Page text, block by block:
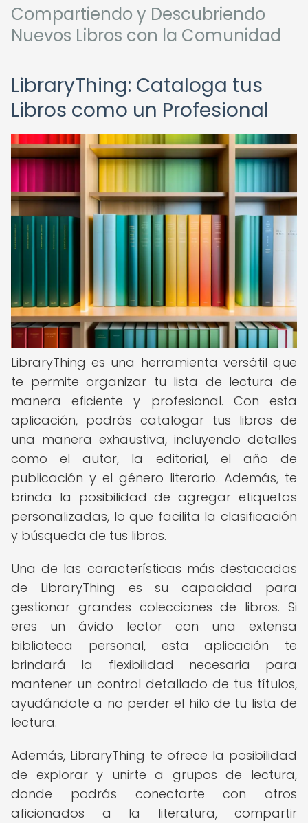
Compartiendo y Descubriendo
Nuevos Libros con la Comunidad
LibraryThing: Cataloga tus
Libros como un Profesional
LibraryThing es una herramienta versátil que
te permite organizar tu lista de lectura de
manera eficiente y profesional. Con esta
aplicación, podrás catalogar tus libros de
una manera exhaustiva, incluyendo detalles
como el autor, la editorial, el año de
publicación y el género literario. Además, te
brinda la posibilidad de agregar etiquetas
personalizadas, lo que facilita la clasificación
y búsqueda de tus libros.
Una de las características más destacadas
de LibraryThing es su capacidad para
gestionar grandes colecciones de libros. Si
eres un ávido lector con una extensa
biblioteca personal, esta aplicación te
brindará la flexibilidad necesaria para
mantener un control detallado de tus títulos,
ayudándote a no perder el hilo de tu lista de
lectura.
Además, LibraryThing te ofrece la posibilidad
de explorar y unirte a grupos de lectura,
donde podrás conectarte con otros
aficionados a la literatura, compartir